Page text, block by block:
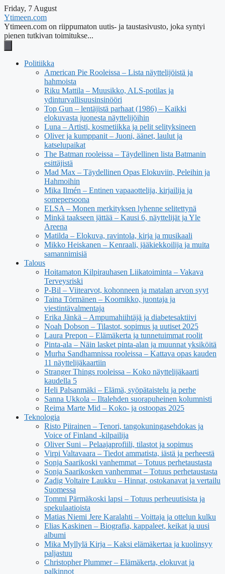
Friday, 7 August
Ytimeen.com
Ytimeen.com on riippumaton uutis- ja taustasivusto, joka syntyi
pienen tutkivan toimitukse...
Politiikka
American Pie Rooleissa – Lista näyttelijöistä ja
hahmoista
Riku Mattila – Muusikko, ALS-potilas ja
ydinturvallisuusinsinööri
Top Gun – lentäjistä parhaat (1986) – Kaikki
elokuvasta juonesta näyttelijöihin
Luna – Artisti, kosmetiikka ja pelit selityksineen
Oliver ja kumppanit – Juoni, äänet, laulut ja
katselupaikat
The Batman rooleissa – Täydellinen lista Batmanin
esittäjistä
Mad Max – Täydellinen Opas Elokuviin, Peleihin ja
Hahmoihin
Mika Ilmén – Entinen vapaaottelija, kirjailija ja
somepersoona
ELSA – Monen merkityksen lyhenne selitettynä
Minkä taakseen jättää – Kausi 6, näyttelijät ja Yle
Areena
Matilda – Elokuva, ravintola, kirja ja musikaali
Mikko Heiskanen – Kenraali, jääkiekkoilija ja muita
samannimisiä
Talous
Hoitamaton Kilpirauhasen Liikatoiminta – Vakava
Terveysriski
P-Bil – Viitearvot, kohonneen ja matalan arvon syyt
Taina Törmänen – Koomikko, juontaja ja
viestintävalmentaja
Erika Jänkä – Ampumahiihtäjä ja diabetesaktiivi
Noah Dobson – Tilastot, sopimus ja uutiset 2025
Laura Prepon – Elämäkerta ja tunnetuimmat roolit
Pinta-ala – Näin lasket pinta-alan ja muunnat yksiköitä
Murha Sandhamnissa rooleissa – Kattava opas kauden
11 näyttelijäkaartiin
Stranger Things rooleissa – Koko näyttelijäkaarti
kaudella 5
Heli Palsanmäki – Elämä, syöpätaistelu ja perhe
Sanna Ukkola – Iltalehden suorapuheinen kolumnisti
Reima Marte Mid – Koko- ja ostoopas 2025
Teknologia
Risto Piirainen – Tenori, tangokuningasehdokas ja
Voice of Finland -kilpailija
Oliver Suni – Pelaajaprofiili, tilastot ja sopimus
Virpi Valtavaara – Tiedot ammatista, iästä ja perheestä
Sonja Saarikoski vanhemmat – Totuus perhetaustasta
Sonja Saarikosken vanhemmat – Totuus perhetaustasta
Zadig Voltaire Laukku – Hinnat, ostokanavat ja vertailu
Suomessa
Tommi Pärmäkoski lapsi – Totuus perheuutisista ja
spekulaatioista
Matias Niemi Jere Karalahti – Voittaja ja ottelun kulku
Elias Kaskinen – Biografia, kappaleet, keikat ja uusi
albumi
Mika Myllylä Kirja – Kaksi elämäkertaa ja kuolinsyy
paljastuu
Christopher Plummer – Elämäkerta, elokuvat ja
palkinnot